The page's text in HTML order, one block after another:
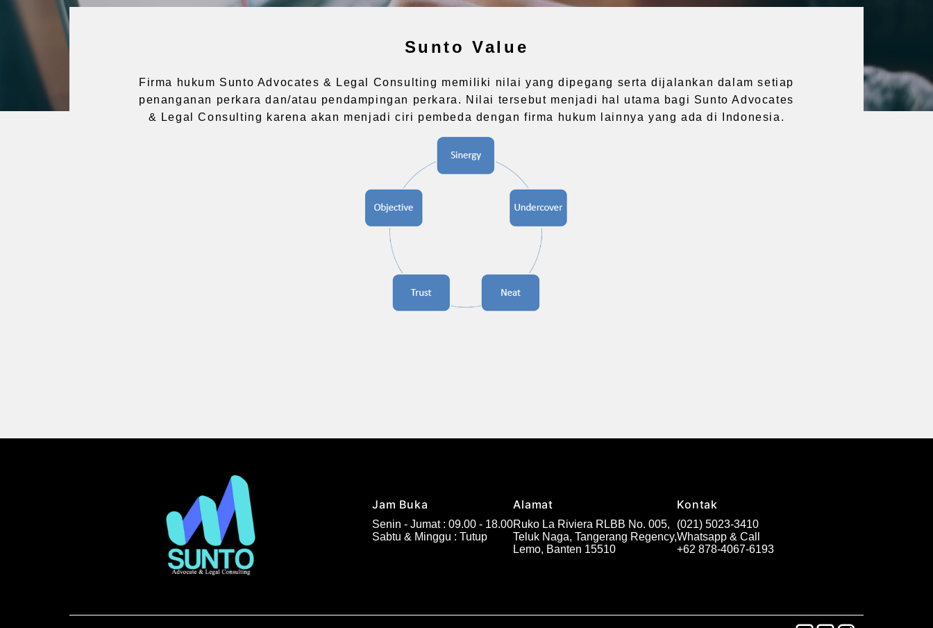
Sunto Value
Firma hukum Sunto Advocates & Legal Consulting memiliki nilai yang dipegang serta dijalankan dalam setiap
penanganan perkara dan/atau pendampingan perkara. Nilai tersebut menjadi hal utama bagi Sunto Advocates
& Legal Consulting karena akan menjadi ciri pembeda dengan firma hukum lainnya yang ada di Indonesia.
Jam Buka
Senin - Jumat : 09.00 - 18.00
Sabtu & Minggu : Tutup
Alamat
Ruko La Riviera RLBB No. 005,
Teluk Naga, Tangerang Regency,
Lemo, Banten 15510
Kontak
(021) 5023-3410
Whatsapp & Call
+62 878-4067-6193